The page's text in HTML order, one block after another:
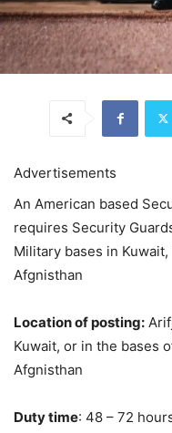
Advertisements
An American based
requires Security
Military bases in
Afgnisthan
Location of posting:
Kuwait, or in the bases
Afgnisthan
Duty time: 48 – 72